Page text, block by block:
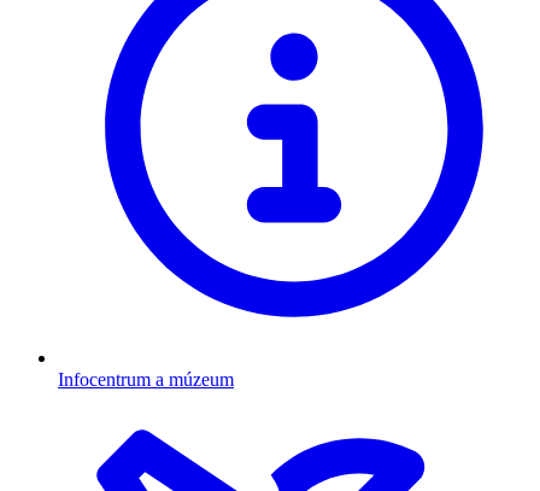
Infocentrum a múzeum